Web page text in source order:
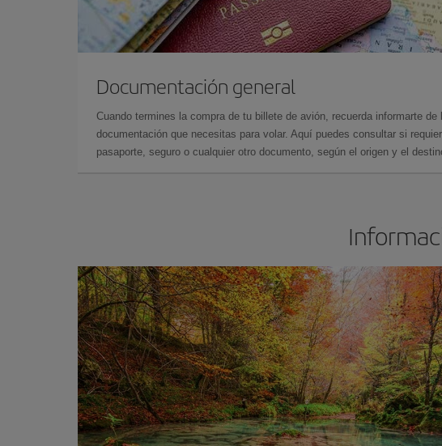
Documentación general
Cuando termines la compra de tu billete de avión, recuerda informarte de
documentación que necesitas para volar. Aquí puedes consultar si
pasaporte, seguro o cualquier otro documento, según el origen y el